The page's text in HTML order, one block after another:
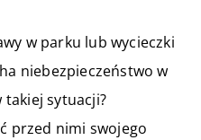
w parku lub wycieczki
niebezpieczeństwo w
takiej sytuacji?
przed nimi swojego